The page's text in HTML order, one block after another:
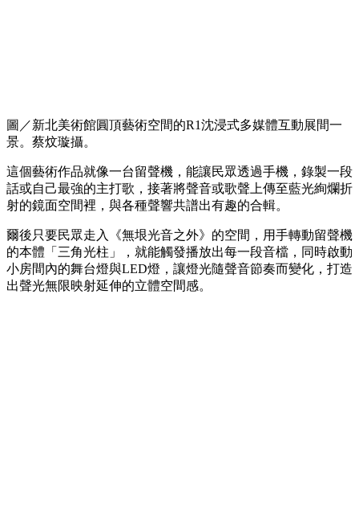
圖／新北美術館圓頂藝術空間的R1沈浸式多媒體互動展間一
景。蔡炆璇攝。
這個藝術作品就像一台留聲機，能讓民眾透過手機，錄製一段
話或自己最強的主打歌，接著將聲音或歌聲上傳至藍光絢爛折
射的鏡面空間裡，與各種聲響共譜出有趣的合輯。
爾後只要民眾走入《無垠光音之外》的空間，用手轉動留聲機
的本體「三角光柱」，就能觸發播放出每一段音檔，同時啟動
小房間內的舞台燈與LED燈，讓燈光隨聲音節奏而變化，打造
出聲光無限映射延伸的立體空間感。